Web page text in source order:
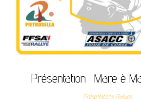
Présentation : Mare è
Présentations Rallyes